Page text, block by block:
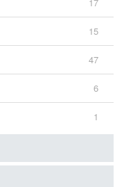
15
47
6
1